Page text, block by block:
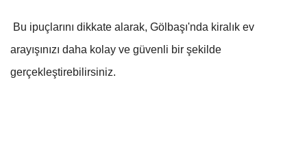
Bu ipuçlarını dikkate alarak, Gölbaşı'nda kiralık ev
arayışınızı daha kolay ve güvenli bir şekilde
gerçekleştirebilirsiniz.